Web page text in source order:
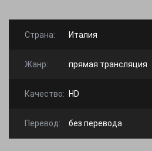
Страна: Италия
Жанр: прямая трансляция
Качество: HD
Перевод: без перевода